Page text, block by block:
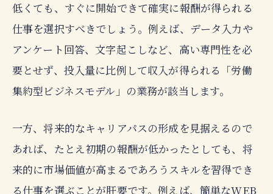
低くても、すぐに開始できて確実に報酬が得られる
仕事を選択すべきでしょう。例えば、データ入力や
アンケート回答、文字起こしなど、高い専門性を必
要とせず、投入量に比例して収入が得られる「労働
集約型ビジネスモデル」の業務が該当します。
一方、将来的なキャリアパスの形成を見据えるので
あれば、たとえ初期の報酬が低かったとしても、将
来的に市場価値が高まるであろうスキルを習得でき
る仕事を選ぶことが肝要です。例えば、簡単なWEB